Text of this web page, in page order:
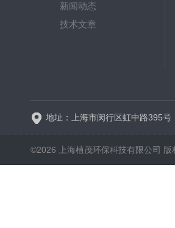
新闻动态
技术文章
地址：上海市闵行区虹中路395号
©2026 上海植茂环保科技有限公司